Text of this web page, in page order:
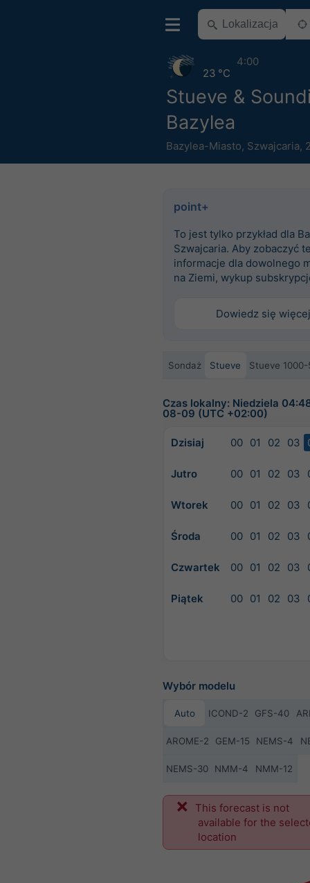
Stueve &
Bazylea
Bazylea-Miasto, Szwajcaria,
23 °C
4:00
point+
To jest tylko przykład dla
Szwajcaria. Aby zobaczyć
informacje dla dowolnego
na Ziemi, wykup
Dowiedz się więcej
Sondaż Stueve Stueve
Czas lokalny: Niedziela
08-09 (UTC +02:00)
Dzisiaj 00 01 02 03
Jutro 00 01 02 03
Wtorek 00 01 02 03
Środa 00 01 02 03
Czwartek 00 01 02 03
Piątek 00 01 02 03
Wybór modelu
Auto ICOND-2 GFS-40
AROME-2 GEM-15 NEMS-4
NEMS-30 NMM-4 NMM-12
This forecast is not
available for the
location